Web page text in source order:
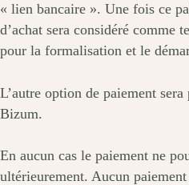
« lien bancaire ». Une fois ce
d’achat sera considéré comme
pour la formalisation et le
L’autre option de paiement
Bizum.
En aucun cas le paiement ne
ultérieurement. Aucun paiement